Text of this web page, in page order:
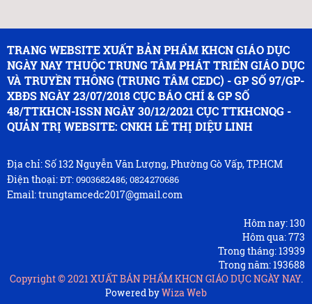
TRANG WEBSITE XUẤT BẢN PHẨM KHCN GIÁO DỤC
NGÀY NAY THUỘC TRUNG TÂM PHÁT TRIỂN GIÁO DỤC
VÀ TRUYỀN THÔNG (TRUNG TÂM CEDC) - GP SỐ 97/GP-
XBĐS NGÀY 23/07/2018 CỤC BÁO CHÍ & GP SỐ
48/TTKHCN-ISSN NGÀY 30/12/2021 CỤC TTKHCNQG -
QUẢN TRỊ WEBSITE: CNKH LÊ THỊ DIỆU LINH
Địa chỉ: Số 132 Nguyễn Văn Lượng, Phường Gò Vấp, TP.HCM
Điện thoại:ĐT: 0903682486; 0824270686
Email: trungtamcedc2017@gmail.com
Hôm nay:130
Hôm qua:773
Trong tháng:13939
Trong năm:193688
Copyright © 2021XUẤT BẢN PHẨM KHCN GIÁO DỤC NGÀY NAY.
Powered byWiza Web